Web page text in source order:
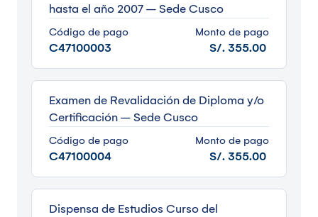
hasta el año 2007 – Sede Cusco
Código de pago
C47100003
Monto de pago
S/. 355.00
Examen de Revalidación de Diploma y/o
Certificación – Sede Cusco
Código de pago
C47100004
Monto de pago
S/. 355.00
Dispensa de Estudios Curso del